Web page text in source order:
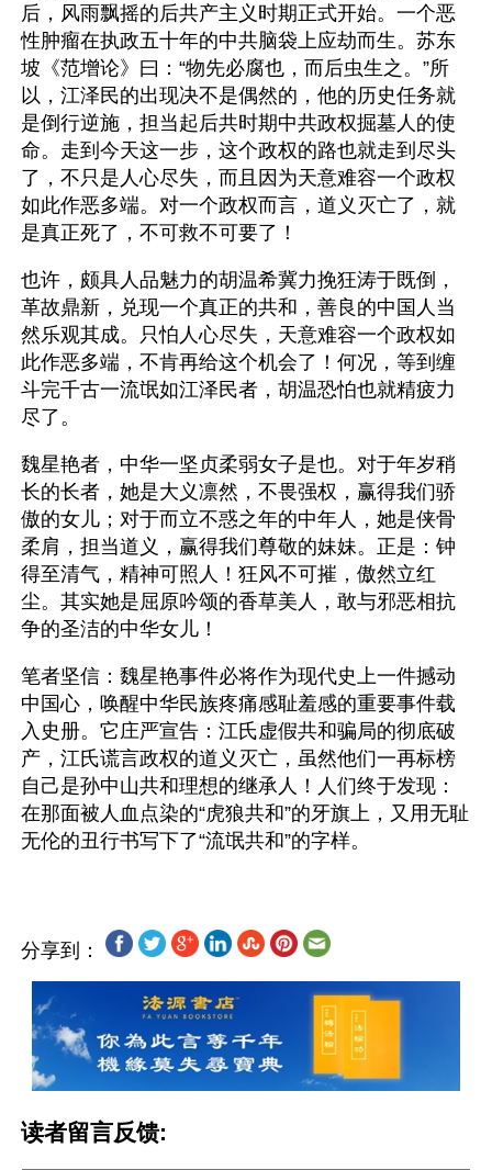
后，风雨飘摇的后共产主义时期正式开始。一个恶
性肿瘤在执政五十年的中共脑袋上应劫而生。苏东
坡《范增论》曰：“物先必腐也，而后虫生之。”所
以，江泽民的出现决不是偶然的，他的历史任务就
是倒行逆施，担当起后共时期中共政权掘墓人的使
命。走到今天这一步，这个政权的路也就走到尽头
了，不只是人心尽失，而且因为天意难容一个政权
如此作恶多端。对一个政权而言，道义灭亡了，就
是真正死了，不可救不可要了！
也许，颇具人品魅力的胡温希冀力挽狂涛于既倒，
革故鼎新，兑现一个真正的共和，善良的中国人当
然乐观其成。只怕人心尽失，天意难容一个政权如
此作恶多端，不肯再给这个机会了！何况，等到缠
斗完千古一流氓如江泽民者，胡温恐怕也就精疲力
尽了。
魏星艳者，中华一坚贞柔弱女子是也。对于年岁稍
长的长者，她是大义凛然，不畏强权，赢得我们骄
傲的女儿；对于而立不惑之年的中年人，她是侠骨
柔肩，担当道义，赢得我们尊敬的妹妹。正是：钟
得至清气，精神可照人！狂风不可摧，傲然立红
尘。其实她是屈原吟颂的香草美人，敢与邪恶相抗
争的圣洁的中华女儿！
笔者坚信：魏星艳事件必将作为现代史上一件撼动
中国心，唤醒中华民族疼痛感耻羞感的重要事件载
入史册。它庄严宣告：江氏虚假共和骗局的彻底破
产，江氏谎言政权的道义灭亡，虽然他们一再标榜
自己是孙中山共和理想的继承人！人们终于发现：
在那面被人血点染的“虎狼共和”的牙旗上，又用无耻
分享到：
读者留言反馈: